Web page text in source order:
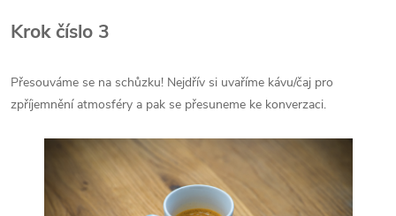
Krok číslo 3
Přesouváme se na schůzku! Nejdřív si uvaříme kávu/čaj pro
zpříjemnění atmosféry a pak se přesuneme ke konverzaci.